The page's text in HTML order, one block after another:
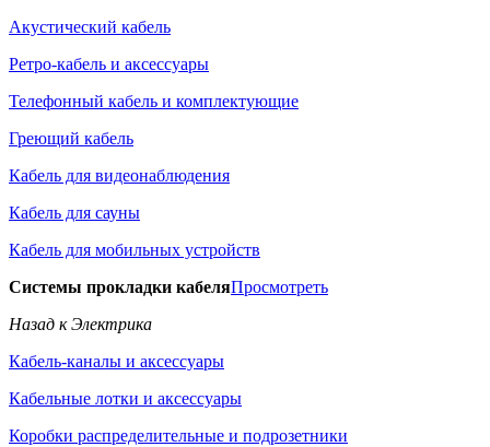
Акустический кабель
Ретро-кабель и аксессуары
Телефонный кабель и комплектующие
Греющий кабель
Кабель для видеонаблюдения
Кабель для сауны
Кабель для мобильных устройств
Системы прокладки кабеляПросмотреть
Назад к Электрика
Кабель-каналы и аксессуары
Кабельные лотки и аксессуары
Коробки распределительные и подрозетники